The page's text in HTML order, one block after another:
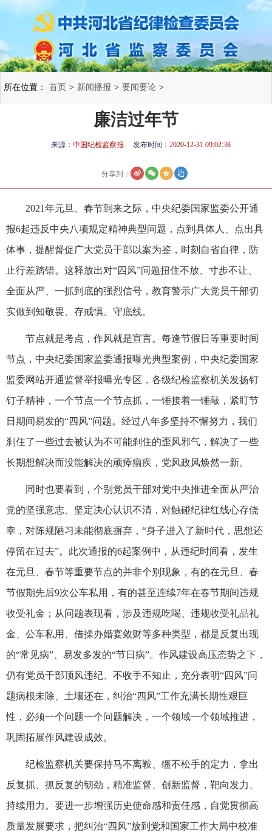
所在位置： 首页 > 新闻播报 > 要闻要论 >
廉洁过年节
来源： 中国纪检监察报 发布时间： 2020-12-31 09:02:38
分享到：
2021年元旦、春节到来之际，中央纪委国家监委公开通
报6起违反中央八项规定精神典型问题，点到具体人、点出具
体事，提醒督促广大党员干部以案为鉴，时刻自省自律，防
止行差踏错。这释放出对“四风”问题扭住不放、寸步不让、
全面从严、一抓到底的强烈信号，教育警示广大党员干部切
实做到知敬畏、存戒惧、守底线。
节点就是考点，作风就是宣言。每逢节假日等重要时间
节点，中央纪委国家监委通报曝光典型案例，中央纪委国家
监委网站开通监督举报曝光专区，各级纪检监察机关发扬钉
钉子精神，一个节点一个节点抓，一锤接着一锤敲，紧盯节
日期间易发的“四风”问题。经过八年多坚持不懈努力，我们
刹住了一些过去被认为不可能刹住的歪风邪气，解决了一些
长期想解决而没能解决的顽瘴痼疾，党风政风焕然一新。
同时也要看到，个别党员干部对党中央推进全面从严治
党的坚强意志、坚定决心认识不清，对触碰纪律红线心存侥
幸，对陈规陋习未能彻底摒弃，“身子进入了新时代，思想还
停留在过去”。此次通报的6起案例中，从违纪时间看，发生
在元旦、春节等重要节点的并非个别现象，有的在元旦、春
节假期先后9次公车私用，有的甚至连续7年在春节期间违规
收受礼金；从问题表现看，涉及违规吃喝、违规收受礼品礼
金、公车私用、借操办婚宴敛财等多种类型，都是反复出现
的“常见病”、易发多发的“节日病”。作风建设高压态势之下，
仍有党员干部顶风违纪、不收手不知止，充分表明“四风”问
题病根未除、土壤还在，纠治“四风”工作充满长期性艰巨
性，必须一个问题一个问题解决，一个领域一个领域推进，
巩固拓展作风建设成效。
纪检监察机关要保持马不离鞍、缰不松手的定力，拿出
反复抓、抓反复的韧劲，精准监督、创新监督，靶向发力、
持续用力。要进一步增强历史使命感和责任感，自觉贯彻高
质量发展要求，把纠治“四风”放到党和国家工作大局中校准